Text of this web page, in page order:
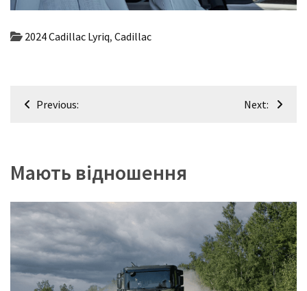
2024 Cadillac Lyriq, Cadillac
Навігація
Previous: Next:
Мають відношення